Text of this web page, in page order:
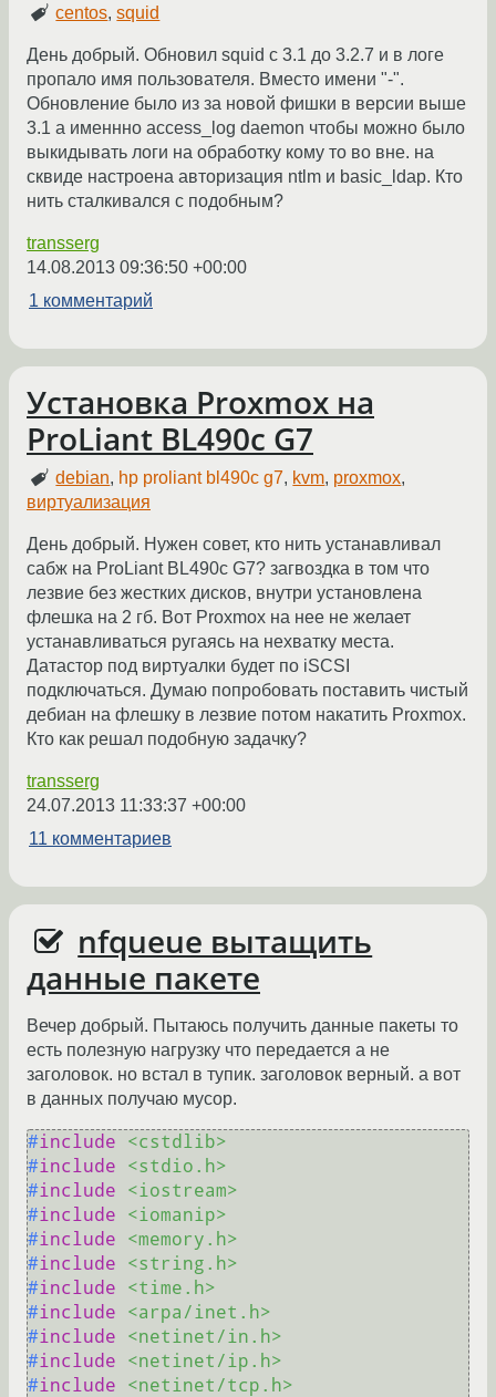
centos,squid
День добрый. Обновил squid с 3.1 до 3.2.7 и в логе
пропало имя пользователя. Вместо имени "-".
Обновление было из за новой фишки в версии выше
3.1 а именнно access_log daemon чтобы можно было
выкидывать логи на обработку кому то во вне. на
сквиде настроена авторизация ntlm и basic_ldap. Кто
нить сталкивался с подобным?
transserg
14.08.2013 09:36:50 +00:00
1 комментарий
Установка Proxmox на
ProLiant BL490c G7
debian, hp proliant bl490c g7, kvm, proxmox,
виртуализация
День добрый. Нужен совет, кто нить устанавливал
сабж на ProLiant BL490c G7? загвоздка в том что
лезвие без жестких дисков, внутри установлена
флешка на 2 гб. Вот Proxmox на нее не желает
устанавливаться ругаясь на нехватку места.
Датастор под виртуалки будет по iSCSI
подключаться. Думаю попробовать поставить чистый
дебиан на флешку в лезвие потом накатить Proxmox.
Кто как решал подобную задачку?
transserg
24.07.2013 11:33:37 +00:00
11 комментариев
nfqueue вытащить
данные пакете
Вечер добрый. Пытаюсь получить данные пакеты то
есть полезную нагрузку что передается а не
заголовок. но встал в тупик. заголовок верный. а вот
в данных получаю мусор.
#include
<cstdlib>
#include
<stdio.h>
#include
<iostream>
#include
<iomanip>
#include
<memory.h>
#include
<string.h>
#include
<time.h>
#include
<arpa/inet.h>
#include
<netinet/in.h>
#include
<netinet/ip.h>
#include
<netinet/tcp.h>